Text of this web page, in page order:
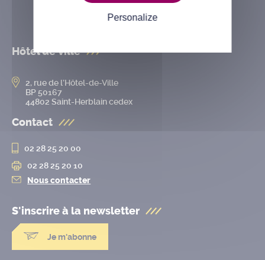
Hôtel de ville
2, rue de l’Hôtel-de-Ville
BP 50167
44802 Saint-Herblain cedex
Contact
02 28 25 20 00
02 28 25 20 10
Nous contacter
S'inscrire à la newsletter
Je m'abonne
Personalize